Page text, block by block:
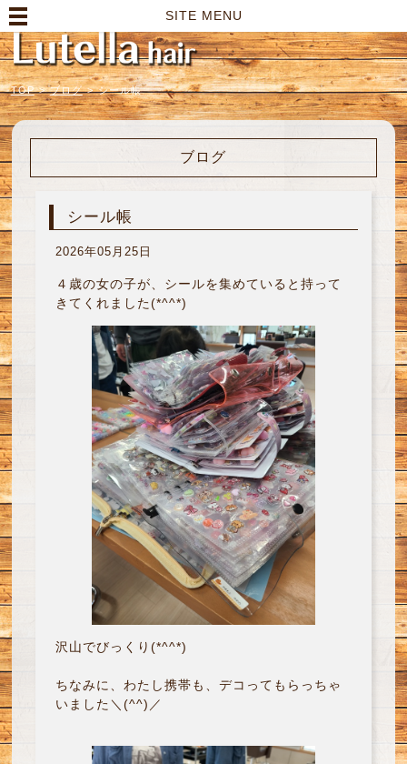
SITE MENU
TOP > ブログ > シール帳
ブログ
シール帳
2026年05月25日
４歳の女の子が、シールを集めていると持って
きてくれました(*^^*)
沢山でびっくり(*^^*)
ちなみに、わたし携帯も、デコってもらっちゃ
いました＼(^^)／